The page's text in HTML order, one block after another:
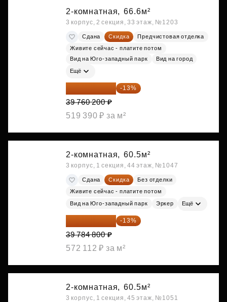
2-комнатная, 66.6м²
3 корпус, 2 секция, 33 этаж, №1203
Сдана Скидка
Предчистовая отделка
Живите сейчас - платите потом
Вид на Юго-западный парк
Вид на город
Ещё
34 591 374 ₽ -13%
39 760 200 ₽
519 390 ₽ за м²
2-комнатная, 60.5м²
3 корпус, 1 секция, 44 этаж, №1047
Сдана Скидка
Без отделки
Живите сейчас - платите потом
Вид на Юго-западный парк Эркер Ещё
34 612 776 ₽ -13%
39 784 800 ₽
572 112 ₽ за м²
2-комнатная, 60.5м²
3 корпус, 1 секция, 45 этаж, №1051